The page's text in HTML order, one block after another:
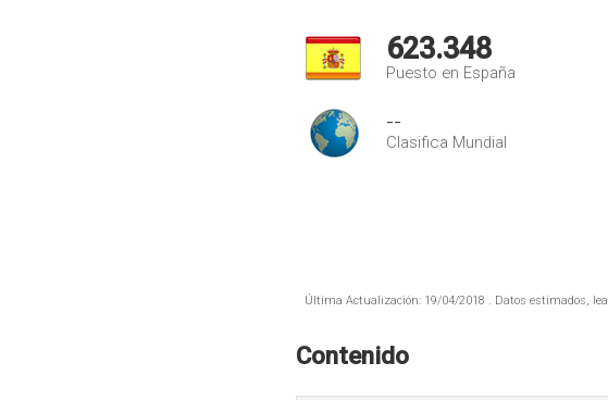
623.348
Puesto en España
--
Clasifica Mundial
Última Actualización: 19/04/2018 . Datos estimados,
Contenido